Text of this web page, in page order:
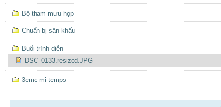
Bộ tham mưu họp
Chuẩn bị sân khấu
Buổi trình diễn
DSC_0133.resized.JPG
3eme mi-temps